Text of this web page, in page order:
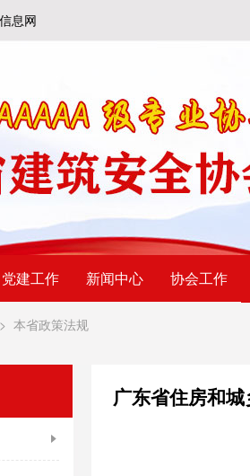
息网
党建工作 新闻中心 协会工作
> 本省政策法规
广东省住房和